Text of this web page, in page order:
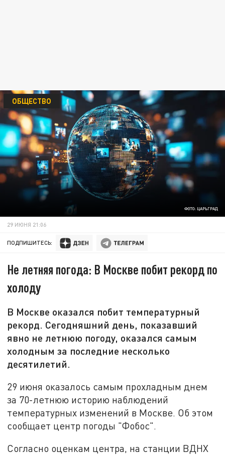
ФОТО: ЦАРЬГРАД
ОБЩЕСТВО
29 ИЮНЯ 21:06
ПОДПИШИТЕСЬ:
Не летняя погода: В Москве побит рекорд по
холоду
В Москве оказался побит температурный
рекорд. Сегодняшний день, показавший
явно не летнюю погоду, оказался самым
холодным за последние несколько
десятилетий.
29 июня оказалось самым прохладным днем
за 70-летнюю историю наблюдений
температурных изменений в Москве. Об этом
сообщает центр погоды "Фобос".
Согласно оценкам центра, на станции ВДНХ